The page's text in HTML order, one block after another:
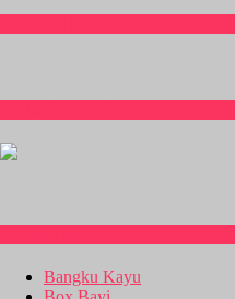
Bangku Kayu